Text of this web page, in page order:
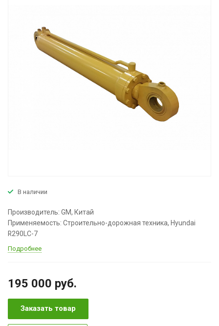
В наличии
Производитель: GM, Китай
Применяемость: Строительно-дорожная техника, Hyundai
R290LC-7
Подробнее
195 000 руб.
Заказать товар